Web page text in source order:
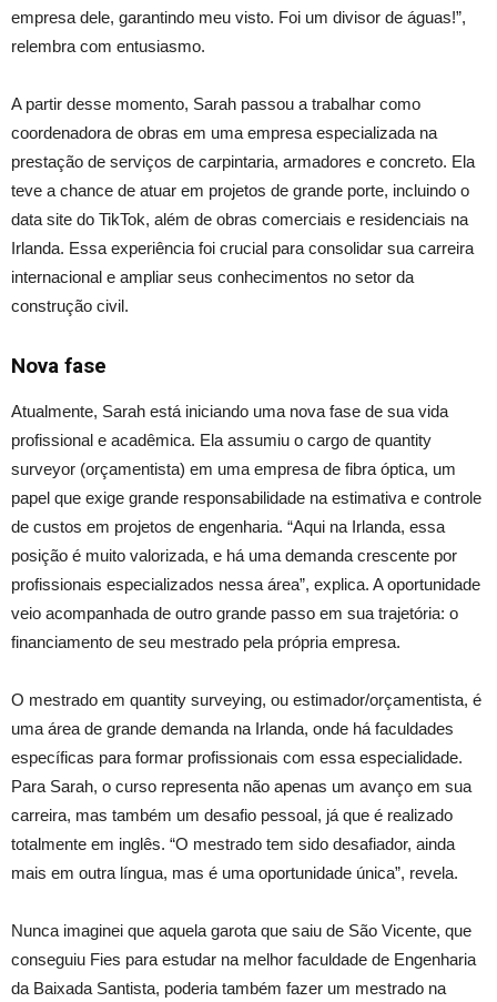
empresa dele, garantindo meu visto. Foi um divisor de águas!”,
relembra com entusiasmo.
A partir desse momento, Sarah passou a trabalhar como
coordenadora de obras em uma empresa especializada na
prestação de serviços de carpintaria, armadores e concreto. Ela
teve a chance de atuar em projetos de grande porte, incluindo o
data site do TikTok, além de obras comerciais e residenciais na
Irlanda. Essa experiência foi crucial para consolidar sua carreira
internacional e ampliar seus conhecimentos no setor da
construção civil.
Nova fase
Atualmente, Sarah está iniciando uma nova fase de sua vida
profissional e acadêmica. Ela assumiu o cargo de quantity
surveyor (orçamentista) em uma empresa de fibra óptica, um
papel que exige grande responsabilidade na estimativa e controle
de custos em projetos de engenharia. “Aqui na Irlanda, essa
posição é muito valorizada, e há uma demanda crescente por
profissionais especializados nessa área”, explica. A oportunidade
veio acompanhada de outro grande passo em sua trajetória: o
financiamento de seu mestrado pela própria empresa.
O mestrado em quantity surveying, ou estimador/orçamentista, é
uma área de grande demanda na Irlanda, onde há faculdades
específicas para formar profissionais com essa especialidade.
Para Sarah, o curso representa não apenas um avanço em sua
carreira, mas também um desafio pessoal, já que é realizado
totalmente em inglês. “O mestrado tem sido desafiador, ainda
mais em outra língua, mas é uma oportunidade única”, revela.
Nunca imaginei que aquela garota que saiu de São Vicente, que
conseguiu Fies para estudar na melhor faculdade de Engenharia
da Baixada Santista, poderia também fazer um mestrado na